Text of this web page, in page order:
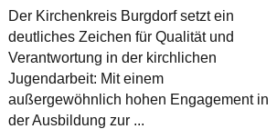
Der Kirchenkreis Burgdorf setzt ein
deutliches Zeichen für Qualität und
Verantwortung in der kirchlichen
Jugendarbeit: Mit einem
außergewöhnlich hohen Engagement in
der Ausbildung zur ...